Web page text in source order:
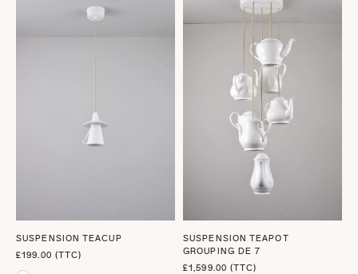
SUSPENSION TEACUP
£199.00 (TTC)
SUSPENSION TEAPOT
GROUPING DE 7
£1,599.00 (TTC)